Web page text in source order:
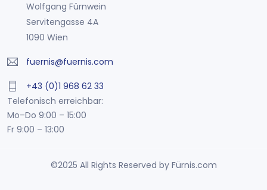
Wolfgang Fürnwein
Servitengasse 4A
1090 Wien
fuernis@fuernis.com
+43 (0)1 968 62 33
Telefonisch erreichbar:
Mo–Do 9:00 – 15:00
Fr 9:00 – 13:00
©2025 All Rights Reserved by Fürnis.com